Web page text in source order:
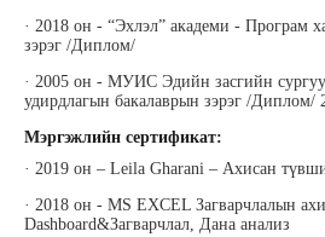
· 2018 он - “Эхлэл” академи - Програм
зэрэг /Диплом/
· 2005 он - МУИС Эдийн засгийн
удирдлагын бакалаврын зэрэг /Диплом/
Мэргэжлийн сертификат:
· 2019 он – Leila Gharani – Ахисан
· 2018 он - MS EXCEL Загварчлалын
Dashboard&Загварчлал, Дана анализ
Уранбор Сэмбэрүү
шинжилгээ үнэлгээний дарга
тогтолцооны хэрэгжүүлэгч